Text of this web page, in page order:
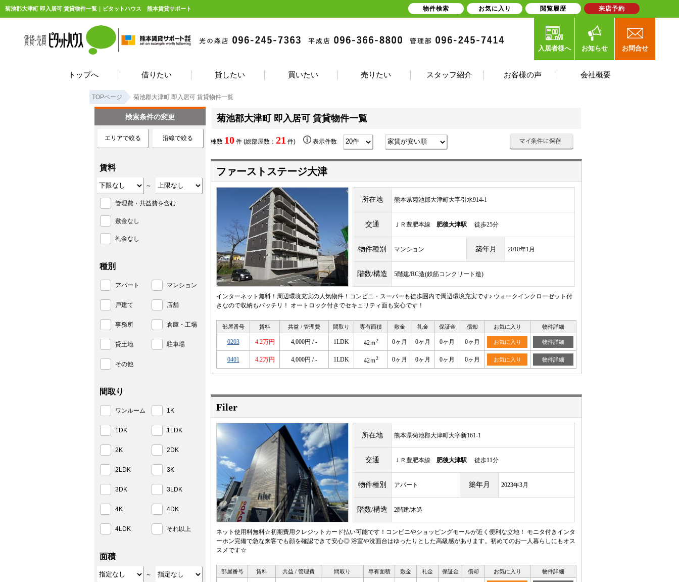
菊池郡大津町 即入居可 賃貸物件一覧｜ピタットハウス 熊本賃貸サポート
入居者様へ お知らせ お問合せ
トップへ 借りたい 貸したい 買いたい 売りたい スタッフ紹介 お客様の声 会社概要
TOPページ 菊池郡大津町 即入居可 賃貸物件一覧
菊池郡大津町 即入居可 賃貸物件一覧
棟数 10 件 (総部屋数： 21 件) 表示件数
ファーストステージ大津
所在地 熊本県菊池郡大津町大字引水914-1
交通 ＪＲ豊肥本線 肥後大津駅 徒歩25分
物件種別 マンション 築年月 2010年1月
階数/構造 5階建/RC造(鉄筋コンクリート造)
インターネット無料！周辺環境充実の人気物件！コンビニ・スーパーも徒歩圏内で周辺環境充実です♪ ウォークインクローゼット付
きなので収納もバッチリ！ オートロック付きでセキュリティ面も安心です！
部屋番号 賃料 共益 / 管理費 間取り 専有面積 敷金 礼金 保証金 償却 お気に入り 物件詳細
0203 4.2万円 4,000円 / - 1LDK 42ｍ2 0ヶ月 0ヶ月 0ヶ月 0ヶ月 お気に入り 物件詳細
0401 4.2万円 4,000円 / - 1LDK 42ｍ2 0ヶ月 0ヶ月 0ヶ月 0ヶ月 お気に入り 物件詳細
Filer
所在地 熊本県菊池郡大津町大字新161-1
交通 ＪＲ豊肥本線 肥後大津駅 徒歩11分
物件種別 アパート 築年月 2023年3月
階数/構造 2階建/木造
ネット使用料無料☆初期費用クレジットカード払い可能です！コンビニやショッピングモールが近く便利な立地！ モニタ付きインタ
ーホン完備で急な来客でも顔を確認できて安心◎ 浴室や洗面台はゆったりとした高級感があります。初めてのお一人暮らしにもオス
スメです☆
部屋番号 賃料 共益 / 管理費 間取り 専有面積 敷金 礼金 保証金 償却 お気に入り 物件詳細
検索条件の変更
エリアで絞る 沿線で絞る
賃料
～
管理費・共益費を含む
敷金なし
礼金なし
種別
アパート マンション
戸建て 店舗
事務所 倉庫・工場
貸土地 駐車場
その他
間取り
ワンルーム 1K
1DK 1LDK
2K 2DK
2LDK 3K
3DK 3LDK
4K 4DK
4LDK それ以上
面積
～
物件検索 お気に入り 閲覧履歴 来店予約